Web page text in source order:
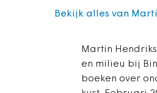
Martin
en milieu bij
boeken over
Bekijk alles van